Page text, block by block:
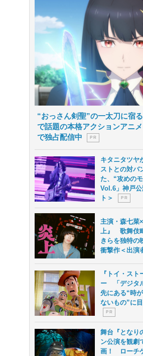
“おっさん剣聖”の一太刀に宿
で話題の本格アクションアニ
で独占配信中
P R
キタニタツヤ
ストとの対バ
た、“攻めの
Vol.6」神戸
ト＞
P R
主演・森七菜
上』 歌舞伎
きらを独特の
衝撃作＜出演
『トイ・ス
ー 「デジタ
先にある“時
ないもの”に
P R
舞台『となり
ン公演を観劇
画！ ローチ